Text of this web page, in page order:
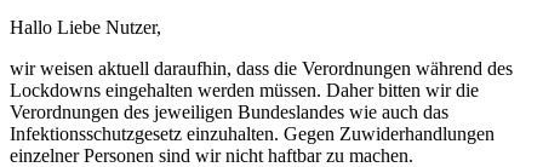
Hallo Liebe Nutzer,
wir weisen aktuell daraufhin, dass die Verordnungen während des
Lockdowns eingehalten werden müssen. Daher bitten wir die
Verordnungen des jeweiligen Bundeslandes wie auch das
Infektionsschutzgesetz einzuhalten. Gegen Zuwiderhandlungen
einzelner Personen sind wir nicht haftbar zu machen.